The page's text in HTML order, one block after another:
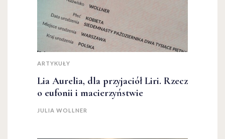
ARTYKUŁY
Lia Aurelia, dla przyjaciół Liri. Rzecz
o eufonii i macierzyństwie
JULIA WOLLNER